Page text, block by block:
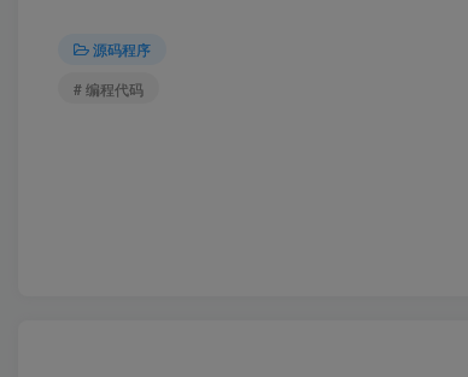
源码程序
# 编程代码